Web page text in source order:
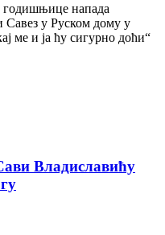
годишњице напада
Савез у Руском дому у
ме и ја ћу сигурно доћи“
Владиславићу